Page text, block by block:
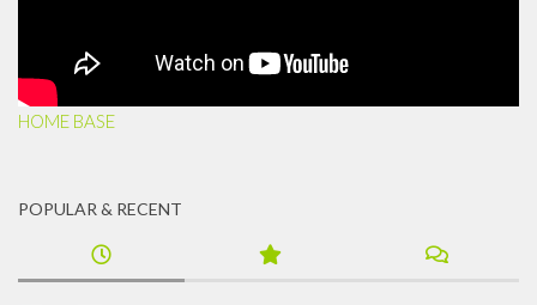
HOME BASE
POPULAR & RECENT